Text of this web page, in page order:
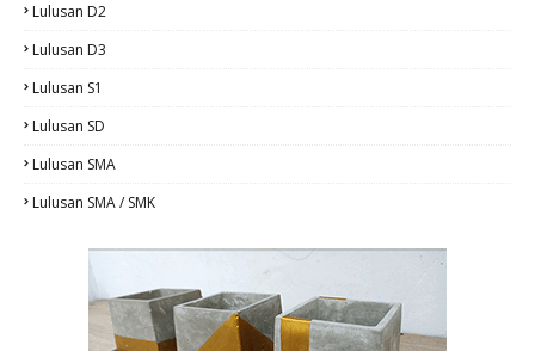
Lulusan D2
Lulusan D3
Lulusan S1
Lulusan SD
Lulusan SMA
Lulusan SMA / SMK